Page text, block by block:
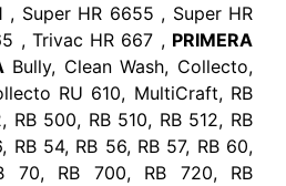
, Super HR 6655 , Super HR
, Trivac HR 667 , PRIMERA
Bully, Clean Wash, Collecto,
RU 610, MultiCraft, RB
RB 500, RB 510, RB 512, RB
RB 54, RB 56, RB 57, RB 60,
70, RB 700, RB 720, RB